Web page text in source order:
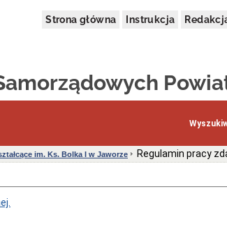
Strona główna Instrukcja
im. Ks. Bolka I w Jaworze Regulamin pracy